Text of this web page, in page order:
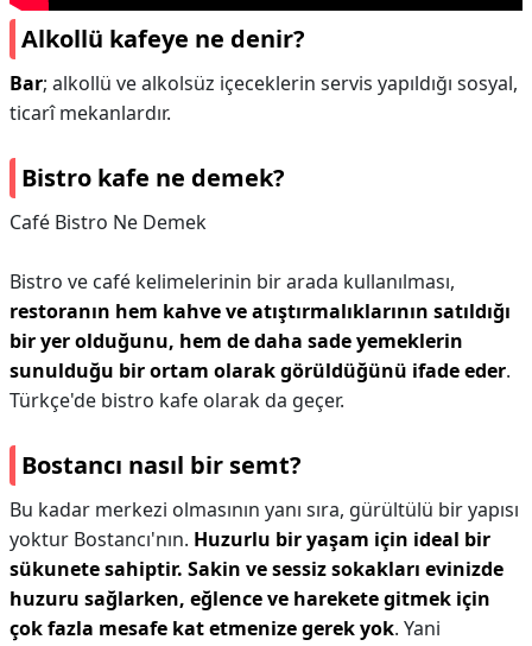
Alkollü kafeye ne denir?
Bar; alkollü ve alkolsüz içeceklerin servis yapıldığı sosyal,
ticarî mekanlardır.
Bistro kafe ne demek?
Café Bistro Ne Demek
Bistro ve café kelimelerinin bir arada kullanılması,
restoranın hem kahve ve atıştırmalıklarının satıldığı
bir yer olduğunu, hem de daha sade yemeklerin
sunulduğu bir ortam olarak görüldüğünü ifade eder.
Türkçe'de bistro kafe olarak da geçer.
Bostancı nasıl bir semt?
Bu kadar merkezi olmasının yanı sıra, gürültülü bir yapısı
yoktur Bostancı'nın. Huzurlu bir yaşam için ideal bir
sükunete sahiptir. Sakin ve sessiz sokakları evinizde
huzuru sağlarken, eğlence ve harekete gitmek için
çok fazla mesafe kat etmenize gerek yok. Yani